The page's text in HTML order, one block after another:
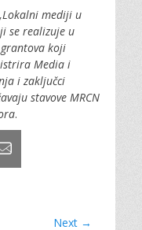
mediji u
se realizuje u
koji
Media i
i zaključci
stavove MRCN
.
Next →